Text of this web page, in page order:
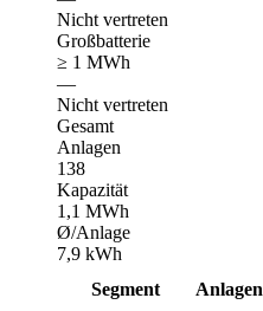
Nicht vertreten
Großbatterie
≥ 1 MWh
—
Nicht vertreten
Gesamt
Anlagen
138
Kapazität
1,1 MWh
Ø/Anlage
7,9 kWh
Segment
Anlagen